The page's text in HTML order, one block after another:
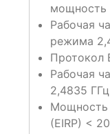
мощность
Рабочая
режима
Протокол
Рабочая
2,4835 ГГц
Мощность
(EIRP) <